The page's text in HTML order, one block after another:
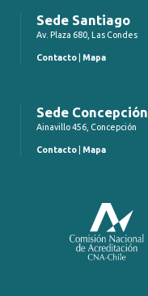
Sede Santiago
Av. Plaza 680, Las Condes
Contacto Mapa
Sede Concepción
Ainavillo 456, Concepción
Contacto Mapa